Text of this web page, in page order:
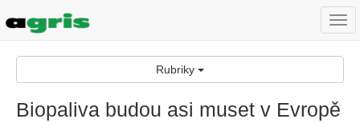
Rubriky
Biopaliva budou asi muset v Evropě